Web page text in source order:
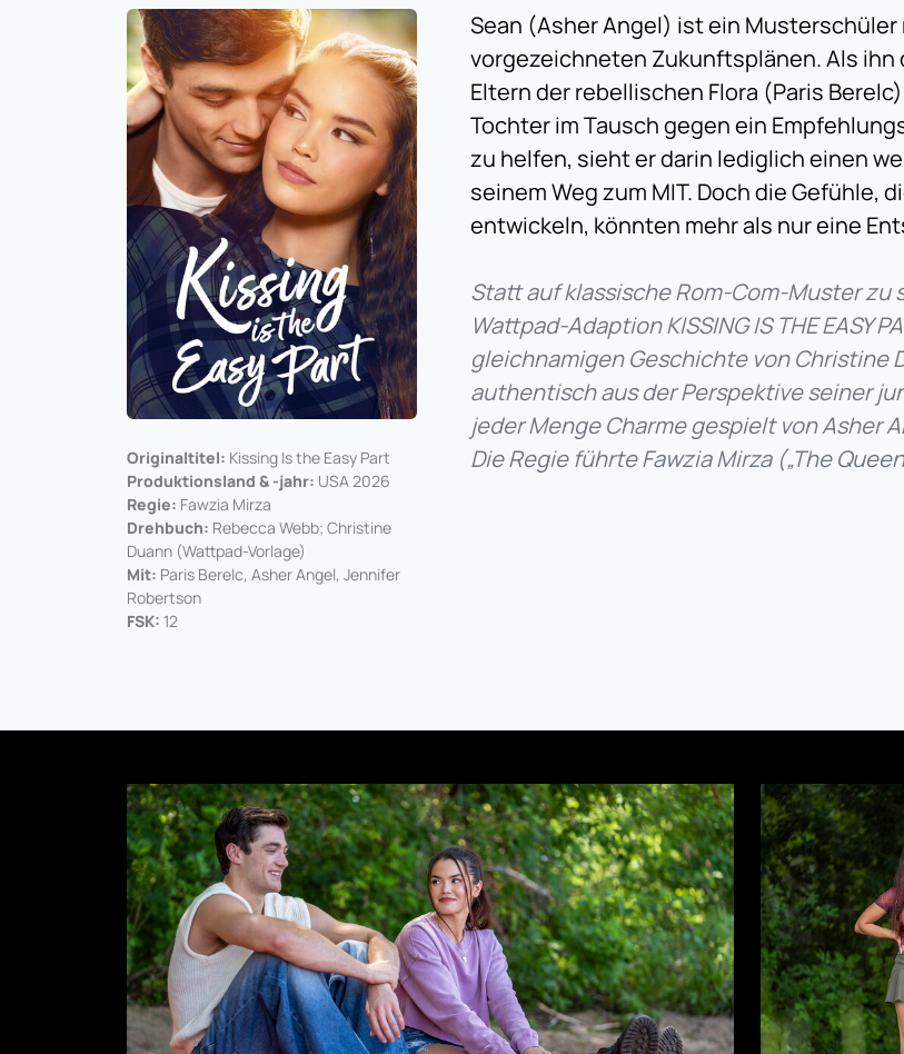
Originaltitel: Kissing Is the Easy Part
Produktionsland & -jahr: USA 2026
Regie: Fawzia Mirza
Drehbuch: Rebecca Webb; Christine
Duann (Wattpad-Vorlage)
Mit: Paris Berelc, Asher Angel, Jennifer
Robertson
FSK: 12
Sean (Asher Angel) ist ein Musterschüler
vorgezeichneten Zukunftsplänen. Als
Eltern der rebellischen Flora (Paris
Tochter im Tausch gegen ein
zu helfen, sieht er darin lediglich einen
seinem Weg zum MIT. Doch die Gefühle,
entwickeln, könnten mehr als nur eine
Statt auf klassische Rom-Com-Muster zu
Wattpad-Adaption KISSING IS THE EASY
gleichnamigen Geschichte von Christine
authentisch aus der Perspektive seiner
jeder Menge Charme gespielt von Asher
Die Regie führte Fawzia Mirza („The